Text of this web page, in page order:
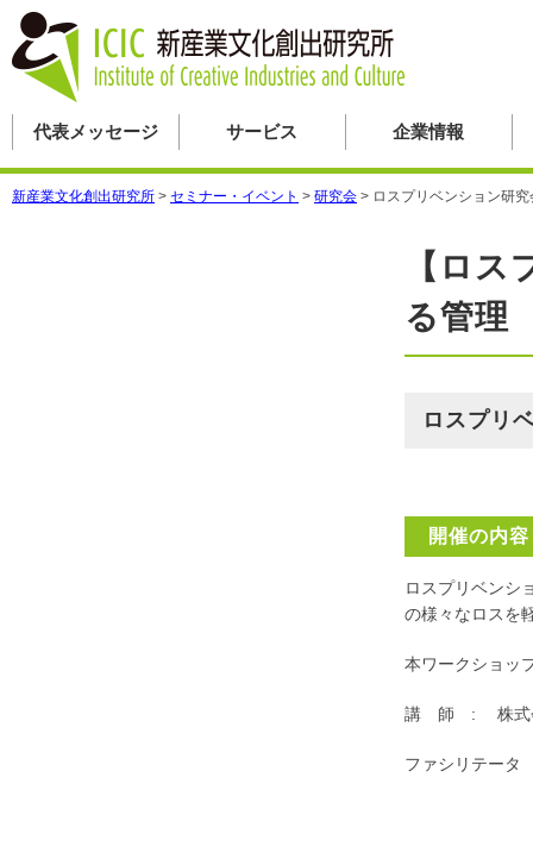
代表メッセージ サービス 企業情報
新産業文化創出研究所 > セミナー・イベント > 研究会 > ロスプリベンション研究
【ロ
る管理
ロスプリ
開催の内容
ロスプリベンシ
の様々なロスを
本ワークショッ
講 師 : 株式会
ファシリテー